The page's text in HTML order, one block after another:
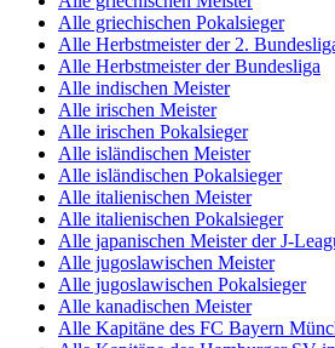
Alle griechischen Pokalsieger
Alle Herbstmeister der 2.
Alle Herbstmeister der Bundesliga
Alle indischen Meister
Alle irischen Meister
Alle irischen Pokalsieger
Alle isländischen Meister
Alle isländischen Pokalsieger
Alle italienischen Meister
Alle italienischen Pokalsieger
Alle japanischen Meister der J-
Alle jugoslawischen Meister
Alle jugoslawischen Pokalsieger
Alle kanadischen Meister
Alle Kapitäne des FC Bayern